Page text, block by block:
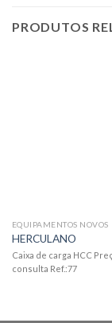
PRODUTOS
EQUIPAMENTOS NOVOS
HERCULANO
Caixa de carga HCC
consulta Ref.:77